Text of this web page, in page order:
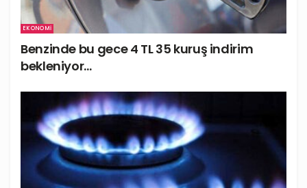
EKONOMI
Benzinde bu gece 4 TL 35 kuruş indirim
bekleniyor…